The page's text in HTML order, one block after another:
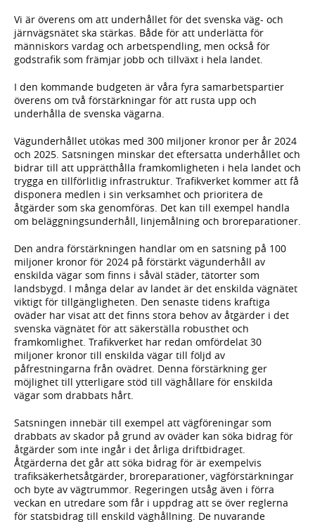
Vi är överens om att underhållet för det svenska väg- och
järnvägsnätet ska stärkas. Både för att underlätta för
människors vardag och arbetspendling, men också för
godstrafik som främjar jobb och tillväxt i hela landet.
I den kommande budgeten är våra fyra samarbetspartier
överens om två förstärkningar för att rusta upp och
underhålla de svenska vägarna.
Vägunderhållet utökas med 300 miljoner kronor per år 2024
och 2025. Satsningen minskar det eftersatta underhållet och
bidrar till att upprätthålla framkomligheten i hela landet och
trygga en tillförlitlig infrastruktur. Trafikverket kommer att få
disponera medlen i sin verksamhet och prioritera de
åtgärder som ska genomföras. Det kan till exempel handla
om beläggningsunderhåll, linjemålning och broreparationer.
Den andra förstärkningen handlar om en satsning på 100
miljoner kronor för 2024 på förstärkt vägunderhåll av
enskilda vägar som finns i såväl städer, tätorter som
landsbygd. I många delar av landet är det enskilda vägnätet
viktigt för tillgängligheten. Den senaste tidens kraftiga
oväder har visat att det finns stora behov av åtgärder i det
svenska vägnätet för att säkerställa robusthet och
framkomlighet. Trafikverket har redan omfördelat 30
miljoner kronor till enskilda vägar till följd av
påfrestningarna från ovädret. Denna förstärkning ger
möjlighet till ytterligare stöd till väghållare för enskilda
vägar som drabbats hårt.
Satsningen innebär till exempel att vägföreningar som
drabbats av skador på grund av oväder kan söka bidrag för
åtgärder som inte ingår i det årliga driftbidraget.
Åtgärderna det går att söka bidrag för är exempelvis
trafiksäkerhetsåtgärder, broreparationer, vägförstärkningar
och byte av vägtrummor. Regeringen utsåg även i förra
veckan en utredare som får i uppdrag att se över reglerna
för statsbidrag till enskild väghållning. De nuvarande